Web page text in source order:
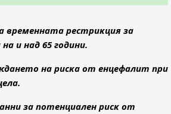
временната рестрикция за
и над 65 години.
на риска от енцефалит при
за потенциален риск от